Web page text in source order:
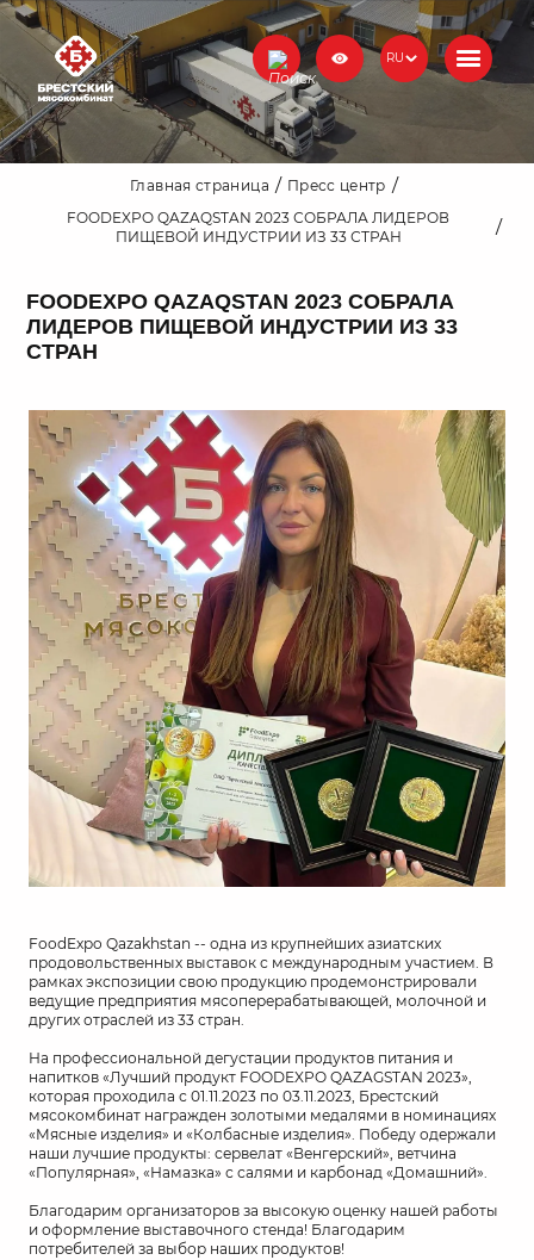
RU
Главная страница
Пресс центр
FOODEXPO QAZAQSTAN 2023 СОБРАЛА ЛИДЕРОВ
ПИЩЕВОЙ ИНДУСТРИИ ИЗ 33 СТРАН
FOODEXPO QAZAQSTAN 2023 СОБРАЛА
ЛИДЕРОВ ПИЩЕВОЙ ИНДУСТРИИ ИЗ 33
СТРАН
FoodExpo Qazakhstan -- одна из крупнейших азиатских
продовольственных выставок с международным участием. В
рамках экспозиции свою продукцию продемонстрировали
ведущие предприятия мясоперерабатывающей, молочной и
других отраслей из 33 стран.
На профессиональной дегустации продуктов питания и
напитков «Лучший продукт FOODEXPO QAZAGSTAN 2023»,
которая проходила с 01.11.2023 по 03.11.2023, Брестский
мясокомбинат награжден золотыми медалями в номинациях
«Мясные изделия» и «Колбасные изделия». Победу одержали
наши лучшие продукты: сервелат «Венгерский», ветчина
«Популярная», «Намазка» с салями и карбонад «Домашний».
Благодарим организаторов за высокую оценку нашей работы
и оформление выставочного стенда! Благодарим
потребителей за выбор наших продуктов!